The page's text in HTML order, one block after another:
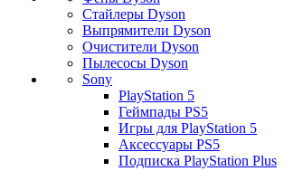
Стайлеры Dyson
Выпрямители Dyson
Очистители Dyson
Пылесосы Dyson
Sony
PlayStation 5
Геймпады PS5
Игры для PlayStation 5
Аксессуары PS5
Подписка PlayStation Plus